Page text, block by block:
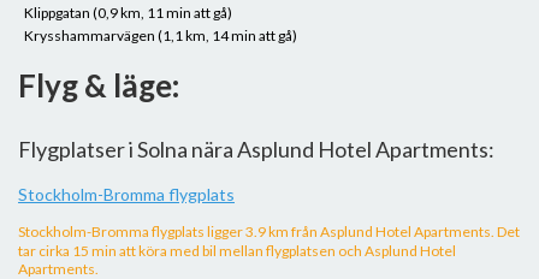
Klippgatan (0,9 km, 11 min att gå)
Krysshammarvägen (1,1 km, 14 min att gå)
Flyg & läge:
Flygplatser i Solna nära Asplund Hotel Apartments:
Stockholm-Bromma flygplats
Stockholm-Bromma flygplats ligger 3.9 km från Asplund Hotel Apartments. Det
tar cirka 15 min att köra med bil mellan flygplatsen och Asplund Hotel
Apartments.